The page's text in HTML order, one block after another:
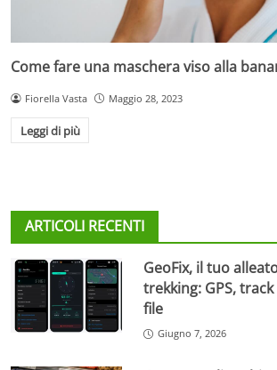
Come fare una maschera viso alla
Fiorella Vasta Maggio 28, 2023
Leggi di più
ARTICOLI RECENTI
GeoFix, il tuo
trekking: GPS,
file
Giugno 7, 2026